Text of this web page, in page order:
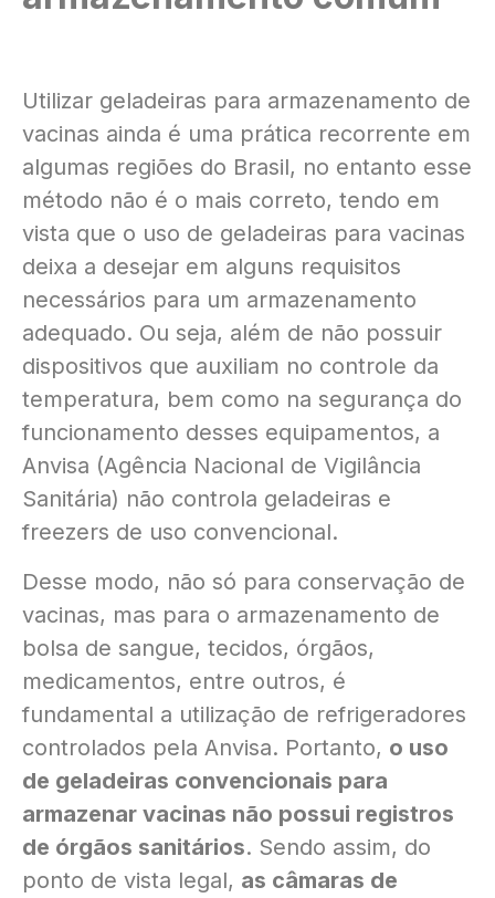
Utilizar geladeiras para armazenamento de
vacinas ainda é uma prática recorrente em
algumas regiões do Brasil, no entanto esse
método não é o mais correto, tendo em
vista que o uso de geladeiras para vacinas
deixa a desejar em alguns requisitos
necessários para um armazenamento
adequado. Ou seja, além de não possuir
dispositivos que auxiliam no controle da
temperatura, bem como na segurança do
funcionamento desses equipamentos, a
Anvisa (Agência Nacional de Vigilância
Sanitária) não controla geladeiras e
freezers de uso convencional.
Desse modo, não só para conservação de
vacinas, mas para o armazenamento de
bolsa de sangue, tecidos, órgãos,
medicamentos, entre outros, é
fundamental a utilização de refrigeradores
controlados pela Anvisa. Portanto, o uso
de geladeiras convencionais para
armazenar vacinas não possui registros
de órgãos sanitários. Sendo assim, do
ponto de vista legal, as câmaras de